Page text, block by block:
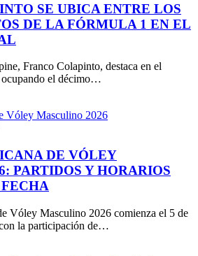
SE UBICA ENTRE LOS
DE LA FÓRMULA 1 EN EL
Franco Colapinto, destaca en el
el décimo…
DE VÓLEY
PARTIDOS Y HORARIOS
Vóley Masculino 2026 comienza el 5 de
la participación de…